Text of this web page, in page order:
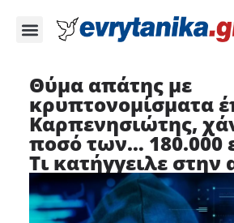
Θύμα απάτης με
κρυπτονομίσματα
Καρπενησιώτης,
ποσό των… 180.000
Τι κατήγγειλε στην